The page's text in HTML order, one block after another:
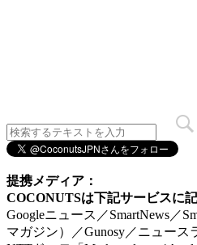
提携メディア：
COCONUTSは下記サービスに
Googleニュース／SmartNews／
マガジン）／Gunosy／ニュース